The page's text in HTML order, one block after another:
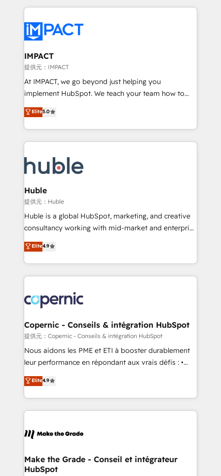
Execution... Global 24/7 ... All Experts 3️⃣ Integrate |
Slash months from your API Integration project... ⬅️
Click "Contact Business" ⬅️ to access 150+ Kickstart
Integration templates that put HubSpot in the center
of your tech stack, syncing... 🛍️ Shopify or
WooCommerce 💲 Stripe or Paypal 💰 Sage or
Netsuite 🤖 Google or Microsoft ✍️ DocuSign or
the rare Advanced "Custom Integrations"
Accreditation, securely sync data across... 🔄 any
new HubSpot portal with Advanced Website and
CRM Migrations using our in-house "HubScrub" Tool.
IMPACT
提供元：IMPACT
At IMPACT, we go beyond just helping you
implement HubSpot. We teach your team how to
master it. As the creators of the Endless Customers
System™ (the next evolution of They Ask, You
Answer), we’re the only HubSpot partner built
entirely around coaching and training. That means
skills, processes, and internal team you need to
attract the right buyers, close deals faster, and grow
without outside dependencies. You’ll learn how to: •
Set up, audit, and organize your HubSpot portal •
Get your sales team fully using HubSpot • Track
pipeline and revenue across the entire buyer journey
growth • Create content and videos that attract
buyers • Use AI to scale smarter Our coaching-led
lasts. So if you're ready to become the most trusted
voice in your market, let’s talk.
Elite5.0
Huble
提供元：Huble
Huble is a global HubSpot, marketing, and creative
consultancy working with mid-market and enterprise
businesses. We go beyond implementation, shaping
the strategy, processes, and teams that turn
HubSpot into a genuine growth engine. Named
HubSpot's Global Partner of the Year in 2024,
worldwide, and with over 15 years in the ecosystem,
Huble has built a track record that speaks for itself.
One company, one operating model, delivering
across offices and consulting teams in the UK, USA,
Canada, Germany, France, Belgium, Singapore, and
South Africa. Certified compliant with ISO/IEC
international offices and 175+ employees.
Elite4.9
Copernic - Conseils & intégration HubSpot
提供元：Copernic - Conseils & intégration HubSpot
Nous aidons les PME et ETI à booster durablement
leur performance en répondant aux vrais défis : •
Intégration de HubSpot avec d’autres outils (ERP,
téléphonie, etc.) • Alignement des équipes grâce à un
outil et des données partagées • Amélioration de la
collecte et de l’analyse des données pour des
de la productivité des équipes Notre équipe de 30
avec un engagement total, alignant processus
métiers et technologie, et guidant vos équipes à
Elite4.9
Make the Grade - Conseil et intégrateur
HubSpot